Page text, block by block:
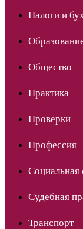
Налоги и
Общество
Практика
Проверки
Профессия
Социальная
Судебная
Транспорт